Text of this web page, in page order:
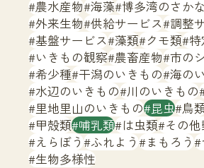
生物多様性ふくおかウェブセン
サイトマップ
農水産物 海藻 博多湾のさか
外来生物 供給サービス 調整
基盤サービス 藻類 クモ類
いきもの観察 農畜産物 市の
希少種 干潟のいきもの 海の
水辺のいきもの 川のいきもの
里地里山のいきもの 昆虫 鳥
甲殻類 哺乳類 は虫類 その
えらぼう ふれよう まもろう
生物多様性